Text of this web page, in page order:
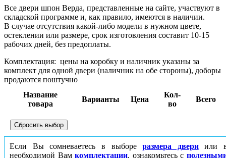
Все двери шпон Верда, представленные на сайте, участвуют в
складской программе и, как правило, имеются в наличии.
В случае отсутствия какой-либо модели в нужном цвете,
остеклении или размере, срок изготовления составит 10-15
рабочих дней, без предоплаты.
Комплектация: цены на коробку и наличник указаны за
комплект для одной двери (наличник на обе стороны), доборы
продаются поштучно
Название
товара
Варианты Цена
Кол-
во
Всего
Если Вы сомневаетесь в выбореразмера двериили
необходимой Вамкомплектации, ознакомьтесь с